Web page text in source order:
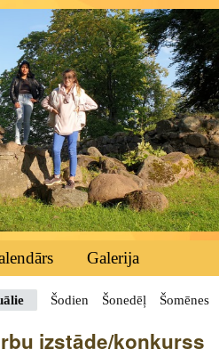
Galerija
Šodien Šonedēļ Šomēnes
izstāde/konkurss